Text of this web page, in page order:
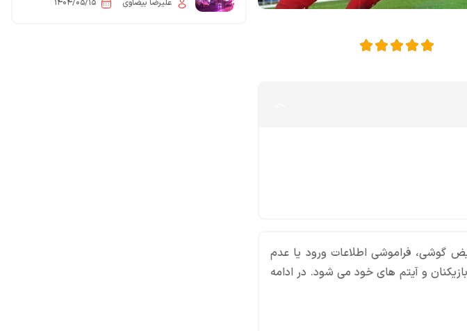
گوشی، فراموشی اطلاعات ورود یا عدم
و آیتم های خود می شود. در ادامه
علیرضا بیضاوی ۱۴۰۴/۰۵/۱۵